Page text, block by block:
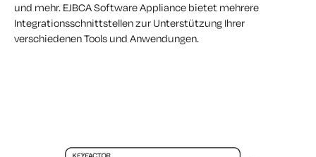
und mehr. EJBCA Software Appliance bietet mehrere
Integrationsschnittstellen zur Unterstützung Ihrer
verschiedenen Tools und Anwendungen.